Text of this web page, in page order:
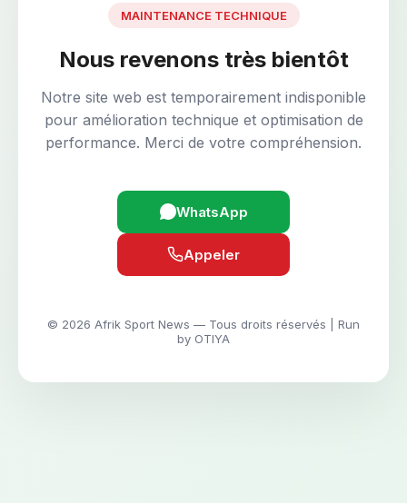
MAINTENANCE TECHNIQUE
Nous revenons très bientôt
Notre site web est temporairement indisponible
pour amélioration technique et optimisation de
performance. Merci de votre compréhension.
WhatsApp
Appeler
© 2026 Afrik Sport News — Tous droits réservés | Run
by OTIYA